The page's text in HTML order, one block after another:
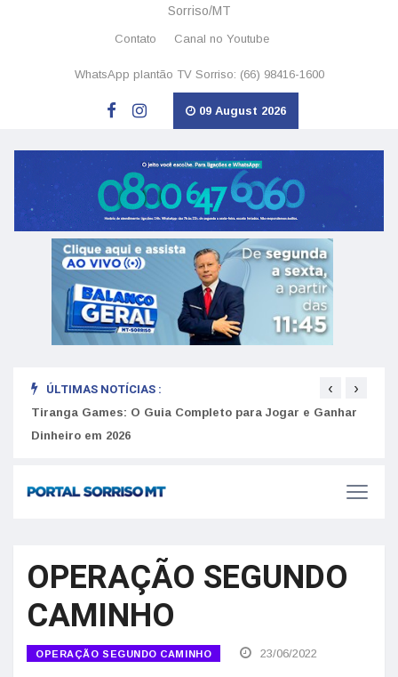
Sorriso/MT
Contato Canal no Youtube
WhatsApp plantão TV Sorriso: (66) 98416-1600
09 August 2026
ÚLTIMAS NOTÍCIAS :
Tiranga Games: O Guia Completo para Jogar e Ganhar
Dinheiro em 2026
‹ ›
OPERAÇÃO SEGUNDO
CAMINHO
OPERAÇÃO SEGUNDO CAMINHO 23/06/2022